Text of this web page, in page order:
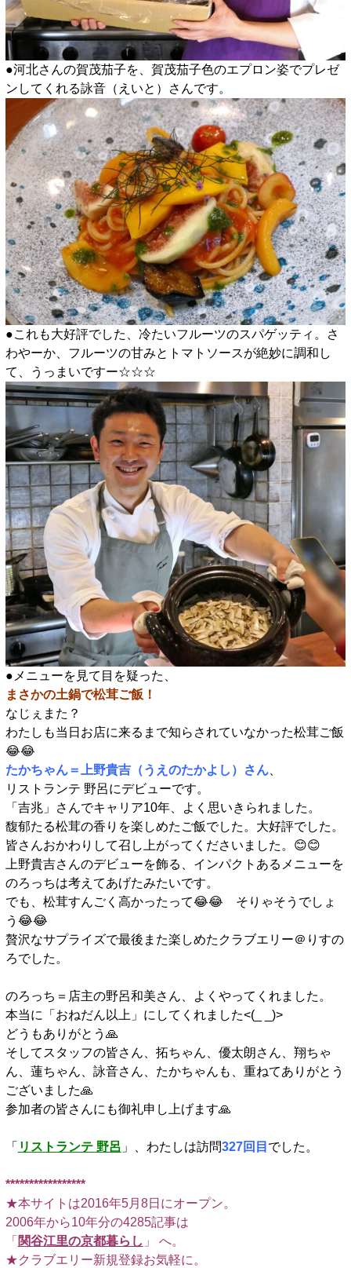
●河北さんの賀茂茄子を、賀茂茄子色のエプロン姿でプレゼ
ンしてくれる詠音（えいと）さんです。
●これも大好評でした、冷たいフルーツのスパゲッティ。さ
わやーか、フルーツの甘みとトマトソースが絶妙に調和し
て、うっまいですー☆☆☆
●メニューを見て目を疑った、
まさかの土鍋で松茸ご飯！
なじぇまた？
わたしも当日お店に来るまで知らされていなかった松茸ご飯
😂😂
たかちゃん＝上野貴吉（うえのたかよし）さん、
リストランテ 野呂にデビューです。
「吉兆」さんでキャリア10年、よく思いきられました。
馥郁たる松茸の香りを楽しめたご飯でした。大好評でした。
皆さんおかわりして召し上がってくださいました。😊😊
上野貴吉さんのデビューを飾る、インパクトあるメニューを
のろっちは考えてあげたみたいです。
でも、松茸すんごく高かったって😂😂 そりゃそうでしょ
う😂😂
贅沢なサプライズで最後また楽しめたクラブエリー＠りすの
ろでした。
のろっち＝店主の野呂和美さん、よくやってくれました。
本当に「おねだん以上」にしてくれました<(_ _)>
どうもありがとう🙏
そしてスタッフの皆さん、拓ちゃん、優太朗さん、翔ちゃ
ん、蓮ちゃん、詠音さん、たかちゃんも、重ねてありがとう
ございました🙏
参加者の皆さんにも御礼申し上げます🙏
「 リストランテ 野呂 」、わたしは訪問327回目 でした。
*****************
★本サイトは2016年5月8日にオープン。
2006年から10年分の4285記事は
「 関谷江里の京都暮らし 」 へ。
★クラブエリー新規登録お気軽に。